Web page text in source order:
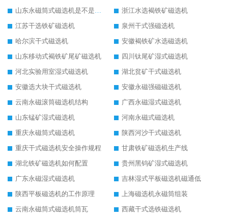
山东永磁筒式磁选机是不是强磁
浙江水选褐铁矿磁选机
江苏干选铁矿磁选机
泉州干式强磁选机
哈尔滨干式磁选机
安徽褐铁矿水选磁选机
山东移动式褐铁矿尾矿磁选机
四川钛尾矿湿式磁选机
河北实验用室湿式磁选机
湖北贫矿干式磁选机
安徽选大块干式磁选机
安徽永磁强磁磁选机
云南永磁滚筒磁选机结构
广西永磁湿式磁选机
山东锰矿湿式磁选机
河南永磁式磁选机
重庆永磁筒式磁选机
陕西河沙干式磁选机
重庆干式磁选机安全操作规程
甘肃铁矿磁选机生产线
湖北铁矿磁选机如何配置
贵州黑钨矿湿式磁选机
广东永磁湿式磁选机
吉林湿式平板磁选机磁通低
陕西平板磁选机的工作原理
上海磁选机永磁筒组装
云南永磁筒式磁选机筒瓦
西藏干式选铁磁选机